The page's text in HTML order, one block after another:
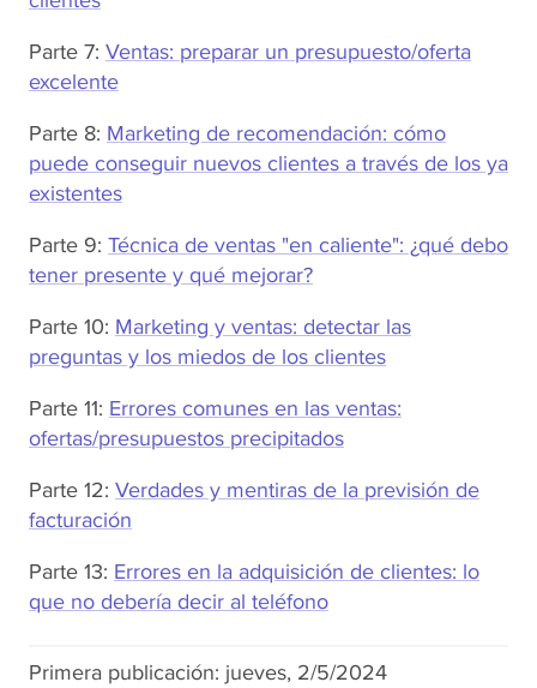
Parte 7: Ventas: preparar un presupuesto/oferta
excelente
Parte 8: Marketing de recomendación: cómo
puede conseguir nuevos clientes a través de los ya
existentes
Parte 9: Técnica de ventas "en caliente": ¿qué debo
tener presente y qué mejorar?
Parte 10: Marketing y ventas: detectar las
preguntas y los miedos de los clientes
Parte 11: Errores comunes en las ventas:
ofertas/presupuestos precipitados
Parte 12: Verdades y mentiras de la previsión de
facturación
Parte 13: Errores en la adquisición de clientes: lo
que no debería decir al teléfono
Primera publicación: jueves, 2/5/2024